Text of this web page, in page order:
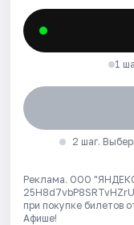
1
2 шаг.
Реклама. ООО
при покупке билетов
Афише!